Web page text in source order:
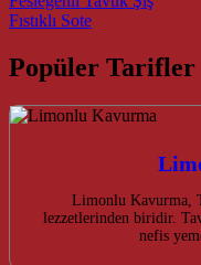
Fıstıklı Sote
Popüler Tarifler
Limonlu Kavurma,
lezzetlerinden biridir.
nefis